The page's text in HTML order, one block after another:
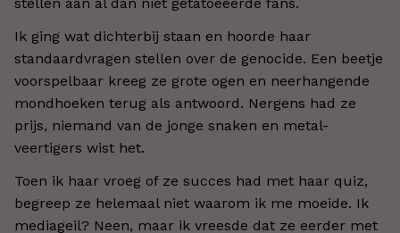
Ik ging wat dichterbij staan en hoorde haar
standaardvragen stellen over de genocide. Een beetje
voorspelbaar kreeg ze grote ogen en neerhangende
mondhoeken terug als antwoord. Nergens had ze
prijs, niemand van de jonge snaken en metal-
veertigers wist het.
Toen ik haar vroeg of ze succes had met haar quiz,
begreep ze helemaal niet waarom ik me moeide. Ik
mediageil? Neen, maar ik vreesde dat ze eerder met